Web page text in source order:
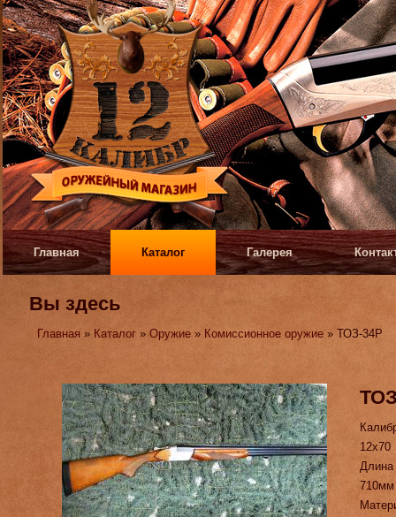
Главная Каталог Галерея
Вы здесь
Главная » Каталог »Оружие » Комиссионное оружие » ТОЗ-34Р
12х70
710мм